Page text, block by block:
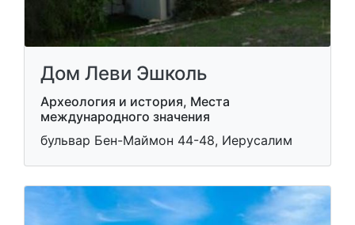
Дом Леви Эшколь
Археология и история, Места
международного значения
бульвар Бен-Маймон 44-48, Иерусалим